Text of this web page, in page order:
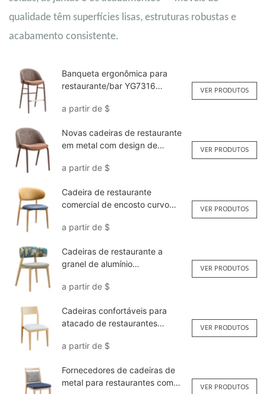
qualidade têm superfícies lisas, estruturas robustas e
acabamento consistente.
Banqueta ergonômica para
restaurante/bar YG7316
a partir de $
VER PRODUTOS
Novas cadeiras de restaurante
em metal com design de
a partir de $
VER PRODUTOS
Cadeira de restaurante
comercial de encosto curvo
a partir de $
VER PRODUTOS
Cadeiras de restaurante a
granel de alumínio
a partir de $
VER PRODUTOS
Cadeiras confortáveis ​​para
atacado de restaurantes
a partir de $
VER PRODUTOS
Fornecedores de cadeiras de
metal para restaurantes com
VER PRODUTOS